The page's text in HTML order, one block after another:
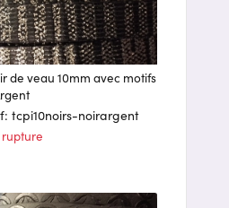
de veau 10mm avec motifs
tcpi10noirs-noirargent
rupture